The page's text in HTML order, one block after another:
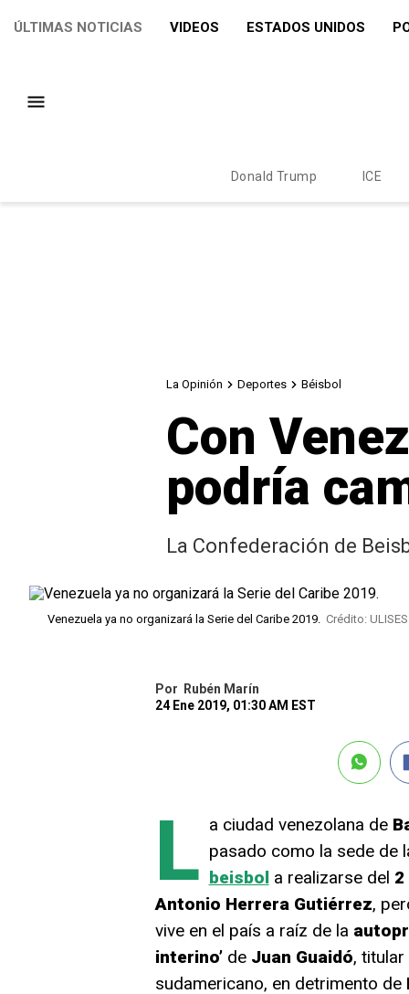
ÚLTIMAS NOTICIAS VIDEOS ESTADOS UNIDOS
Donald Trump ICE
La Opinión Deportes Béisbol
Con
podría
La Confederación de
Venezuela ya no organizará la Serie del Caribe 2019. Crédito:
Por
Rubén Marín
24 Ene 2019, 01:30 AM EST
L a ciudad venezolana de
pasado como la sede de
beisbola realizarse del
Antonio Herrera Gutiérrez,
vive en el país a raíz de la
interino’de Juan Guaidó,
sudamericano, en detrimento de